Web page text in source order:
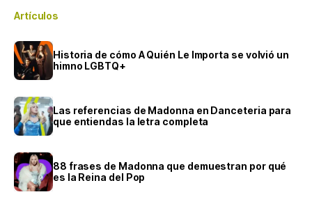
Artículos
Historia de cómo A Quién Le Importa se volvió un
himno LGBTQ+
Las referencias de Madonna en Danceteria para
que entiendas la letra completa
88 frases de Madonna que demuestran por qué
es la Reina del Pop